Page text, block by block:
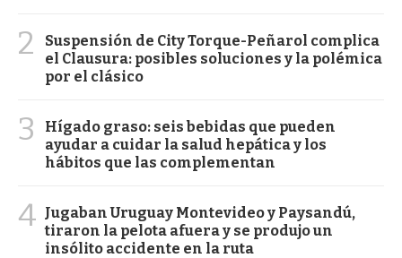
2
Suspensión de City Torque-Peñarol complica
el Clausura: posibles soluciones y la polémica
por el clásico
3
Hígado graso: seis bebidas que pueden
ayudar a cuidar la salud hepática y los
hábitos que las complementan
4 Jugaban Uruguay Montevideo y Paysandú,
tiraron la pelota afuera y se produjo un
insólito accidente en la ruta